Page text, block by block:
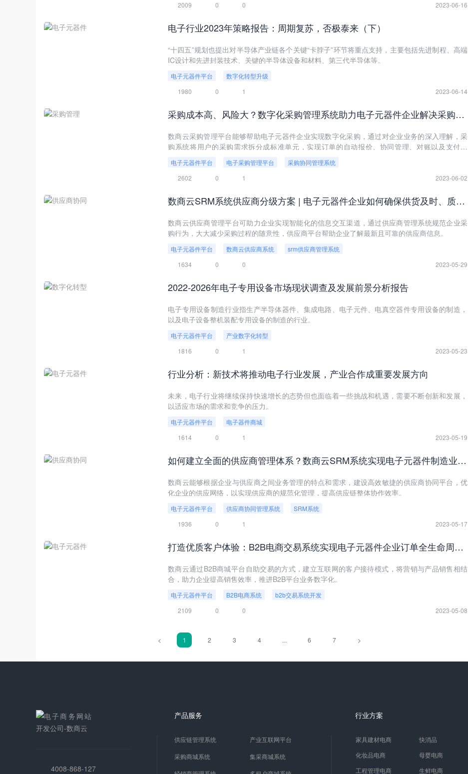
2009
0 0 2023-06-16
电子行业2023年策略报告：周期复苏，否极泰来（下）
“十四五”规划也提出对半导体产业链各个关键“卡脖子”环节将重点支持，主要包括先进制程、高端
IC设计和先进封装技术、关键的半导体设备和材料、第三代半导体等。
电子元器件平台
数字化转型升级
1980
0 1 2023-06-14
采购成本高、风险大？数字化采购管理系统助力电子元器件企业解决采购难题！
数商云采购管理平台能够帮助电子元器件企业实现数字化采购，通过对企业业务的深入理解，采
购系统将用户的采购需求拆分成标准单元，实现订单的自动报价、协同管理、对账以及支付结
电子元器件平台 电子采购管理平台
采购协同管理系统
2602
0 1 2023-06-02
数商云SRM系统供应商分级方案 | 电子元器件企业如何确保供货及时、质量可靠？
数商云供应商管理平台可助力企业实现智能化的信息交互渠道，通过供应商管理系统规范企业采
购行为，大大减少采购过程的随意性，供应商平台帮助企业了解最新且可靠的供应商信息。
电子元器件平台 数商云供应商系统
srm供应商管理系统
1634
0 0 2023-05-29
2022-2026年电子专用设备市场现状调查及发展前景分析报告
电子专用设备制造行业指生产半导体器件、集成电路、电子元件、电真空器件专用设备的制造，
以及电子设备整机装配专用设备的制造的行业。
电子元器件平台
产业数字化转型
1816
0 1 2023-05-23
行业分析：新技术将推动电子行业发展，产业合作成重要发展方向
未来，电子行业将继续保持快速增长的态势但也面临着一些挑战和机遇，需要不断创新和发展，
以适应市场的需求和竞争的压力。
电子元器件平台
电子器件商城
1614
0 1 2023-05-19
如何建立全面的供应商管理体系？数商云SRM系统实现电子元器件制造业供应商全方位管理
数商云能够根据企业与供应商之间业务管理的特点和需求，建设高效敏捷的供应商协同平台，优
化企业的供应网络，以实现供应商的规范化管理，提高供应链整体协作效率。
电子元器件平台 供应商协同管理系统
SRM系统
1936
0 1 2023-05-17
打造优质客户体验：B2B电商交易系统实现电子元器件企业订单全生命周期管理
数商云通过B2B商城平台自助交易的方式，建立互联网的客户接待模式，将营销与产品销售相结
合，助力企业提高销售效率，推进B2B平台业务数字化。
电子元器件平台 B2B电商系统
b2b交易系统开发
2109
0 0 2023-05-08
< 1 2 3 4 ... 6 7 >
4008-868-127
产品服务
供应链管理系统
产业互联网平台
采购商城系统
集采商城系统
行业方案
家具建材电商
快消品
化妆品电商
母婴电商
工程管理电商
生鲜电商